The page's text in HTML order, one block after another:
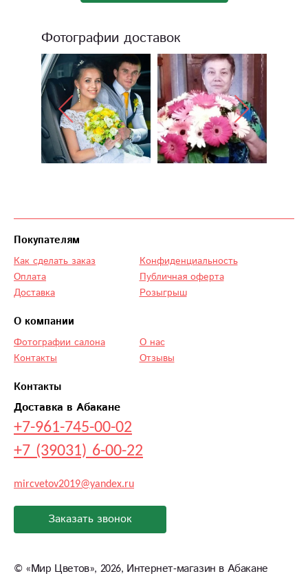
Фотографии доставок
Контакты
Доставка в Абакане
+7-961-745-00-02
+7 (39031) 6-00-22
mircvetov2019@yandex.ru
Заказать звонок
Покупателям
Как сделать заказ
Оплата
Доставка
Конфиденциальность
Публичная оферта
Розыгрыш
О компании
Фотографии салона
Контакты
О нас
Отзывы
© «Мир Цветов», 2026, Интернет-магазин в Абакане